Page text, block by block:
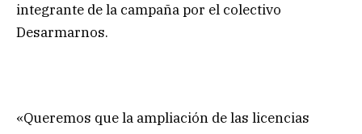
integrante de la campaña por el colectivo
Desarmarnos.
«Queremos que la ampliación de las licencias